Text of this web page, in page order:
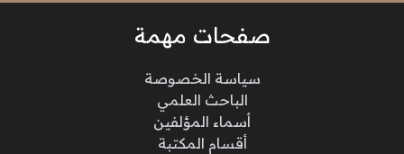
صفحات مهمة
سياسة الخصوصة
الباحث العلمي
أسماء المؤلفين
أقسام المكتبة